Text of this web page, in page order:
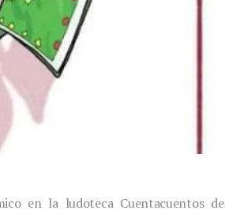
en la ludoteca Cuentacuentos de